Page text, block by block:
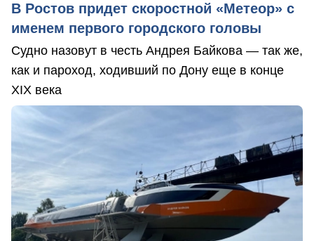
В Ростов придет скоростной «Метеор» с
именем первого городского головы
Судно назовут в честь Андрея Байкова — так же,
как и пароход, ходивший по Дону еще в конце
XIX века